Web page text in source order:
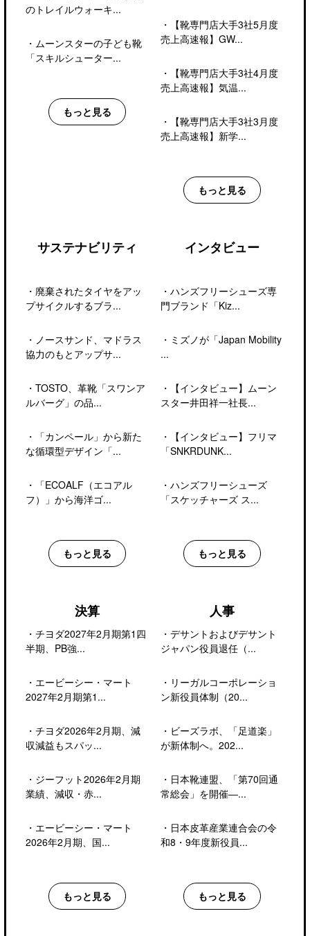
のトレイルウォーキ...
・ ムーンスターの子ども靴
「スキルシューター...
もっと見る
・
【靴専門店大手3社5月度
売上高速報】GW...
・
【靴専門店大手3社4月度
売上高速報】気温...
・
【靴専門店大手3社3月度
売上高速報】新学...
もっと見る
サステナビリティ
・ 廃棄されたタイヤをアッ
プサイクルするブラ...
・ ノースサンド、マドラス
協力のもとアップサ...
・ TOSTO、革靴「スワンア
ルバーグ」の品...
・
「カンペール」から新た
な循環型デザイン「...
・
「ECOALF（エコアル
フ）」から海洋ゴ...
もっと見る
インタビュー
・ ハンズフリーシューズ専
門ブランド「Kiz...
・ ミズノが「Japan Mobility
...
・
【インタビュー】ムーン
スター井田祥一社長...
・
【インタビュー】フリマ
「SNKRDUNK...
・ ハンズフリーシューズ
「スケッチャーズ ス...
もっと見る
決算
・ チヨダ2027年2月期第1四
半期、PB強...
・ エービーシー・マート
2027年2月期第1...
・ チヨダ2026年2月期、減
収減益もスパッ...
・ ジーフット2026年2月期
業績、減収・赤...
・ エービーシー・マート
2026年2月期、国...
もっと見る
人事
・ デサントおよびデサント
ジャパン役員退任（...
・ リーガルコーポレーショ
ン新役員体制（20...
・ ビーズラボ、「足道楽」
が新体制へ。202...
・ 日本靴連盟、「第70回通
常総会」を開催―...
・ 日本皮革産業連合会の令
和8・9年度新役員...
もっと見る